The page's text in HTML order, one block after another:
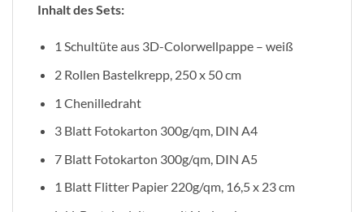
Inhalt des Sets:
1 Schultüte aus 3D-Colorwellpappe – weiß
2 Rollen Bastelkrepp, 250 x 50 cm
1 Chenilledraht
3 Blatt Fotokarton 300g/qm, DIN A4
7 Blatt Fotokarton 300g/qm, DIN A5
1 Blatt Flitter Papier 220g/qm, 16,5 x 23 cm